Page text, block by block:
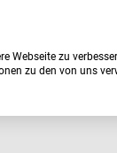
Webseite zu
zu den von uns